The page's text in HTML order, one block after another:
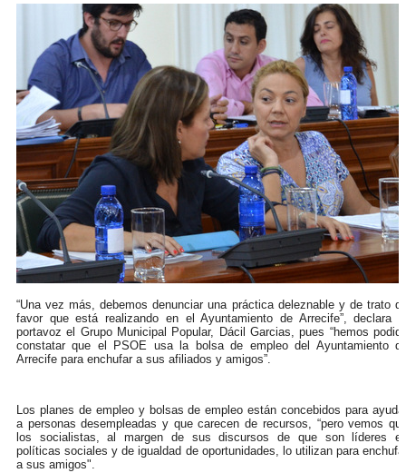
“Una vez más, debemos denunciar una práctica deleznable y de trato
favor que está realizando en el Ayuntamiento de Arrecife”, declara
portavoz el Grupo Municipal Popular, Dácil Garcias, pues “hemos
constatar que el PSOE usa la bolsa de empleo del Ayuntamiento
Arrecife para enchufar a sus afiliados y amigos”.
Los planes de empleo y bolsas de empleo están concebidos para
a personas desempleadas y que carecen de recursos, “pero vemos
los socialistas, al margen de sus discursos de que son líderes
políticas sociales y de igualdad de oportunidades, lo utilizan para
a sus amigos".